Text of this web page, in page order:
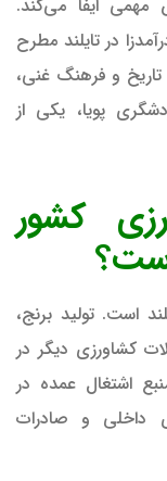
ایفا می‌کند.
در تایلند مطرح
تاریخ و فرهنگ غنی،
پویا، یکی از
کشور
است. تولید برنج،
کشاورزی دیگر در
اشتغال عمده در
داخلی و صادرات